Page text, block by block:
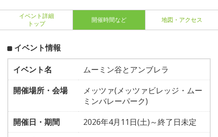
イベント詳細
トップ
開催時間など 地図・アクセス
イベント情報
イベント名
ムーミン谷とアンブレラ
開催場所・会場
メッツァ(メッツァビレッジ・ムー
ミンバレーパーク)
開催日・期間
2026年4月11日(土)～終了日未定